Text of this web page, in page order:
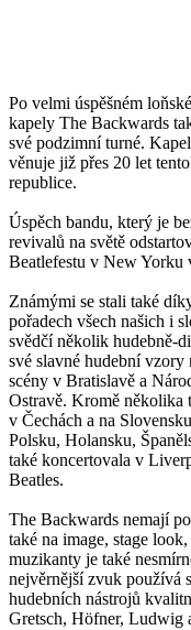
Po velmi úspěšném
kapely The Backwards
své podzimní turné.
věnuje již přes 20 let
republice.
Úspěch bandu, který je
revivalů na světě
Beatlefestu v New Yorku
Známými se stali také
pořadech všech našich i
svědčí několik hudebně-
své slavné hudební vzory
scény v Bratislavě a
Ostravě. Kromě několika
v Čechách a na
Polsku, Holansku,
také koncertovala v
Beatles.
The Backwards nemají
také na image, stage
muzikanty je také
nejvěrnější zvuk používá
hudebních nástrojů
Gretsch, Höfner, Ludwig